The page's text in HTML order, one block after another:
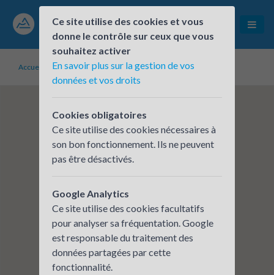
Accueil Établissements inscrits Siège Constructel
Ce site utilise des cookies et vous
donne le contrôle sur ceux que vous
souhaitez activer
En savoir plus sur la gestion de vos
données et vos droits
Cookies obligatoires
Ce site utilise des cookies nécessaires à
son bon fonctionnement. Ils ne peuvent
pas être désactivés.
Google Analytics
Ce site utilise des cookies facultatifs
pour analyser sa fréquentation. Google
est responsable du traitement des
données partagées par cette
fonctionnalité.